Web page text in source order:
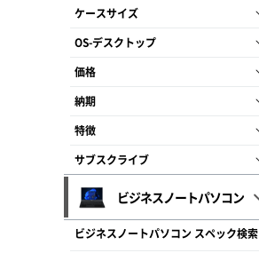
ケースサイズ
OS-デスクトップ
価格
納期
特徴
サブスクライブ
ビジネスノートパソコン
ビジネスノートパソコン スペック検索